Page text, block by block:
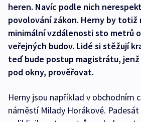
heren. Navíc podle nich
povolování zákon. Herny by totiž
minimální vzdálenosti sto metrů
veřejných budov. Lidé si stěžují
teď bude postup magistrátu, jenž
pod okny, prověřovat.
Herny jsou například v obchodním
náměstí Milady Horákové.